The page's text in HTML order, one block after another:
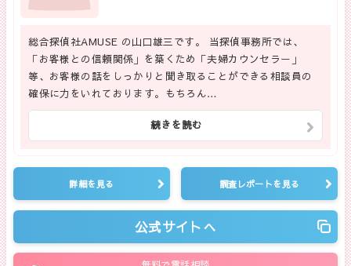
総合探偵社AMUSE の山口雄三です。 当探偵事務所では、
「お客様との信頼関係」を築くため「夫婦カウンセラー」
等、お客様の話をしっかりと聞き取ることができる相談員の
確保に力をいれております。もちろん…
続きを読む
詳細を見る 調査レポートを見る
公式サイトへ